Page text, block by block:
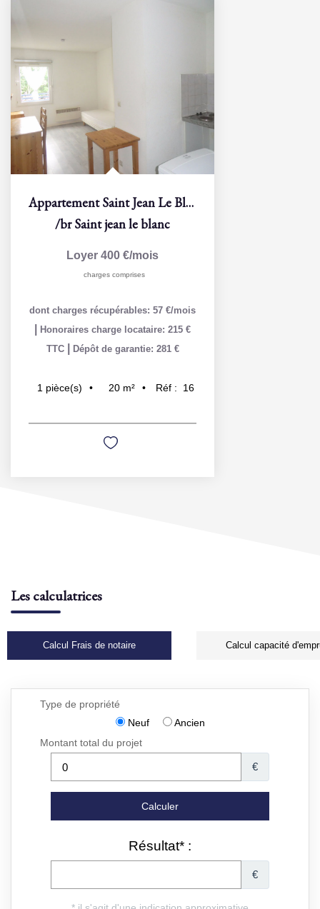
Appartement Saint Jean Le Blanc 1 pièce(s) 19,50 m2
/brSaint jean le blanc
Loyer 400 €/mois
charges comprises
dont charges récupérables: 57 €/mois
Honoraires charge locataire: 215 €
TTC
Dépôt de garantie: 281 €
1 pièce(s) 20 m² Réf : 16
Les calculatrices
Calcul Frais de notaire Calcul capacité